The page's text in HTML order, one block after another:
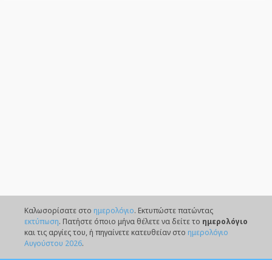
Καλωσορίσατε στο ημερολόγιο. Eκτυπώστε πατώντας
εκτύπωση. Πατήστε όποιο μήνα θέλετε να δείτε το ημερολόγιο
και τις αργίες του, ή πηγαίνετε κατευθείαν στο ημερολόγιο
Αυγούστου 2026.